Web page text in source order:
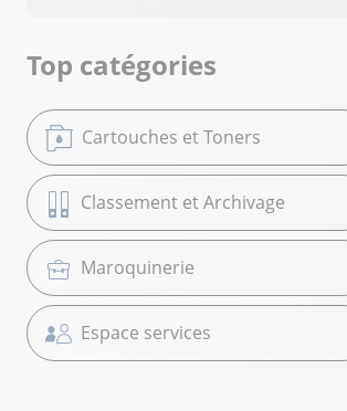
Top catégories
Cartouches et Toners
Classement et Archivage
Maroquinerie
Espace services